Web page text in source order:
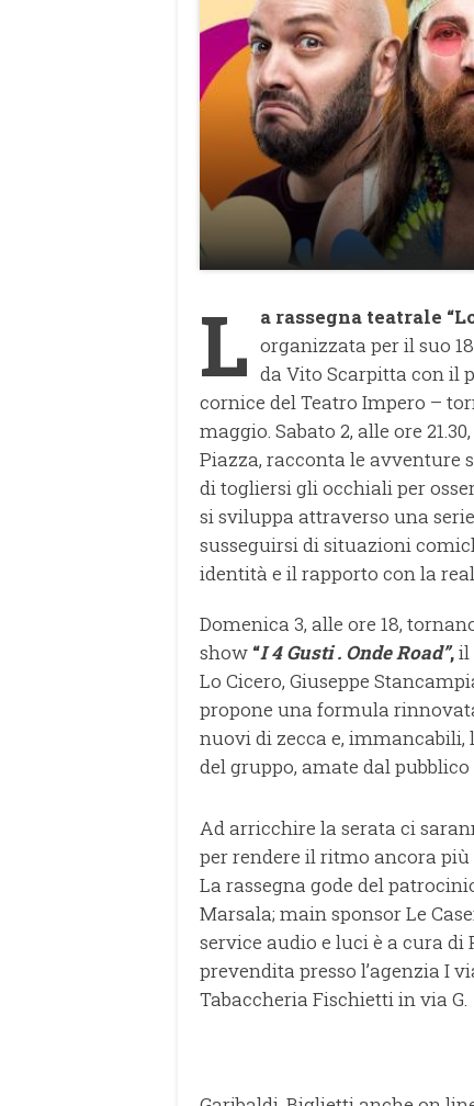
L a rassegna teatrale
organizzata per il suo
da Vito Scarpitta con il
cornice del Teatro Impero –
maggio. Sabato 2, alle ore 21.30,
Piazza, racconta le avventure
di togliersi gli occhiali per
si sviluppa attraverso una
susseguirsi di situazioni
identità e il rapporto con la
Domenica 3, alle ore 18,
show “I 4 Gusti . Onde Road”,il
Lo Cicero, Giuseppe
propone una formula
nuovi di zecca e, immancabili,
del gruppo, amate dal
Ad arricchire la serata ci
per rendere il ritmo ancora
La rassegna gode del
Marsala; main sponsor Le
service audio e luci è a cura
prevendita presso l’agenzia I
Tabaccheria Fischietti in via G.